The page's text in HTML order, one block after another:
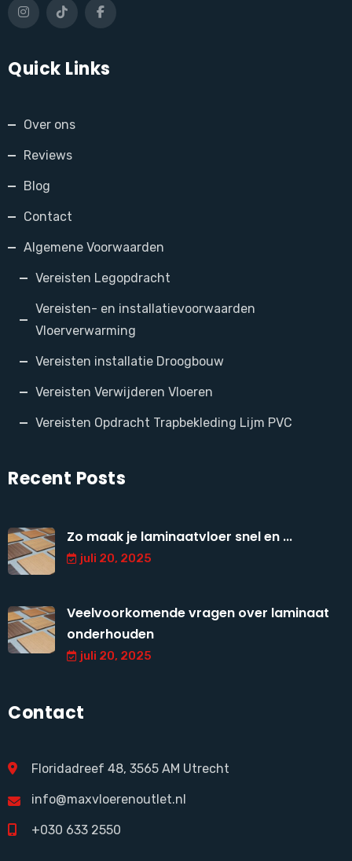
Quick Links
Over ons
Reviews
Blog
Contact
Algemene Voorwaarden
Vereisten Legopdracht
Vereisten- en installatievoorwaarden
Vloerverwarming
Vereisten installatie Droogbouw
Vereisten Verwijderen Vloeren
Vereisten Opdracht Trapbekleding Lijm PVC
Recent Posts
Zo maak je laminaatvloer snel en ...
juli 20, 2025
Veelvoorkomende vragen over laminaat
onderhouden
juli 20, 2025
Contact
Floridadreef 48, 3565 AM Utrecht
info@maxvloerenoutlet.nl
+030 633 2550